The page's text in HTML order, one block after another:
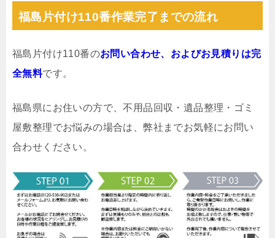
福島片付け110番作業完了までの流れ
福島片付け110番のお問い合わせ、およびお見積りは完
全無料です。
福島県にお住いの方で、不用品回収・遺品整理・ゴミ
屋敷整理でお悩みの場合は、弊社までお気軽にお問い
合わせください。